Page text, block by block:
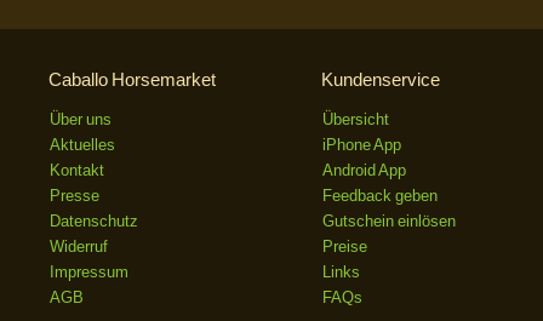
Caballo Horsemarket
Über uns
Aktuelles
Kontakt
Presse
Datenschutz
Widerruf
Impressum
AGB
Kundenservice
Übersicht
iPhone App
Android App
Feedback geben
Gutschein einlösen
Preise
Links
FAQs